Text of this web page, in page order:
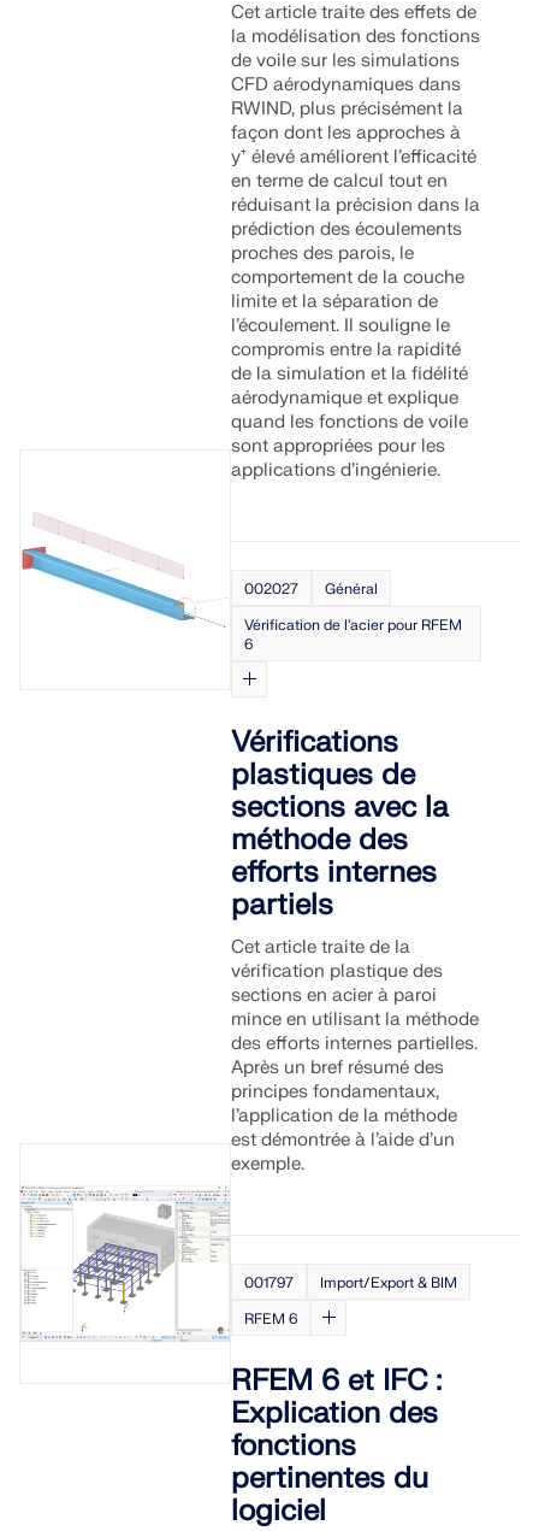
Cet article traite des effets de
la modélisation des fonctions
de voile sur les simulations
CFD aérodynamiques dans
RWIND, plus précisément la
façon dont les approches à
y⁺ élevé améliorent l’efficacité
en terme de calcul tout en
réduisant la précision dans la
prédiction des écoulements
proches des parois, le
comportement de la couche
limite et la séparation de
l’écoulement. Il souligne le
compromis entre la rapidité
de la simulation et la fidélité
aérodynamique et explique
quand les fonctions de voile
sont appropriées pour les
applications d’ingénierie.
002027
Général
Vérification de l’acier pour RFEM
6
Vérifications
plastiques de
sections avec la
méthode des
efforts internes
partiels
Cet article traite de la
vérification plastique des
sections en acier à paroi
mince en utilisant la méthode
des efforts internes partielles.
Après un bref résumé des
principes fondamentaux,
l’application de la méthode
est démontrée à l’aide d’un
exemple.
001797
Import/Export & BIM
RFEM 6
RFEM 6 et IFC :
Explication des
fonctions
pertinentes du
logiciel